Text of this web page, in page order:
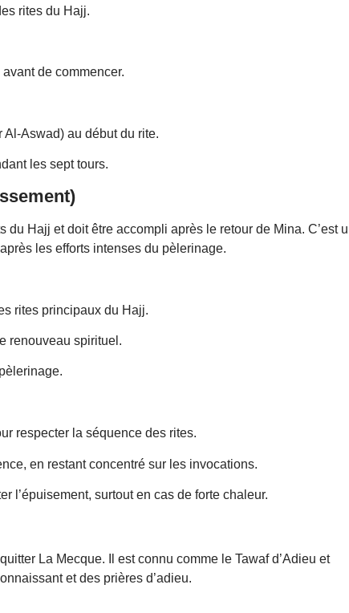
rites du Hajj.
de commencer.
Aswad) au début du rite.
les sept tours.
du Hajj et doit être accompli après le retour de Mina. C’est
les efforts intenses du pèlerinage.
rites principaux du Hajj.
renouveau spirituel.
respecter la séquence des rites.
en restant concentré sur les invocations.
l’épuisement, surtout en cas de forte chaleur.
La Mecque. Il est connu comme le Tawaf d’Adieu et
et des prières d’adieu.